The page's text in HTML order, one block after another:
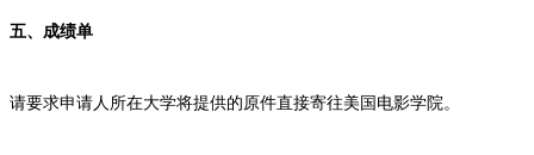
五、成绩单
请要求申请人所在大学将提供的原件直接寄往美国电影学院。